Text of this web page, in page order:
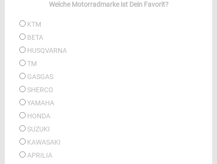
Welche Motorradmarke ist Dein Favorit?
KTM
BETA
HUSQVARNA
TM
GASGAS
SHERCO
YAMAHA
HONDA
SUZUKI
KAWASAKI
APRILIA